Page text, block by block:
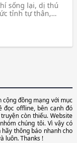
sống lại, dị thú
tỉnh tự thân,
đồng mạng với mục
đọc offline, bên cạnh đó
còn thiếu. Website
chúng tôi. Vì vậy có
thông báo nhanh cho
luôn. Thanks !